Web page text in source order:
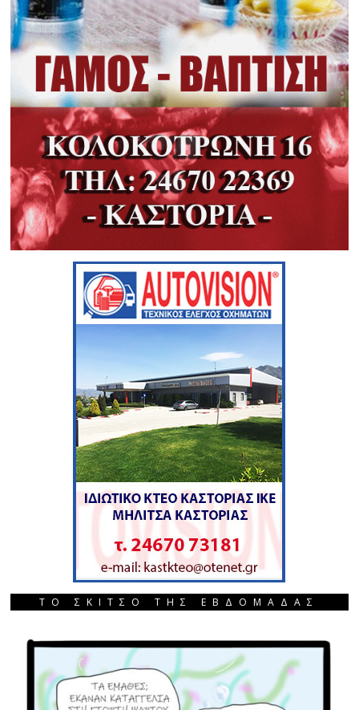
ΤΟ ΣΚΙΤΣΟ ΤΗΣ ΕΒΔΟΜΑΔΑΣ